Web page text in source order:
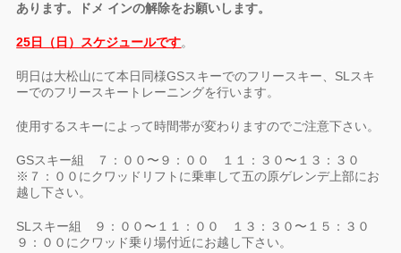
あります。ドメ インの解除をお願いします。
25日（日）スケジュールです。
明日は大松山にて本日同様GSスキーでのフリースキー、SLスキ
ーでのフリースキートレーニングを行います。
使用するスキーによって時間帯が変わりますのでご注意下さい。
GSスキー組 ７：００〜９：００ １１：３０〜１３：３０
※７：００にクワッドリフトに乗車して五の原ゲレンデ上部にお
越し下さい。
SLスキー組 ９：００〜１１：００ １３：３０〜１５：３０
９：００にクワッド乗り場付近にお越し下さい。